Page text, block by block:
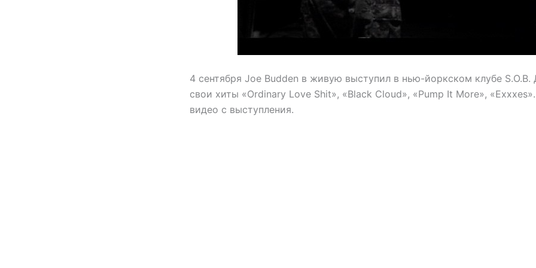
4 сентября Joe Budden в живую выступил в нью-йоркском клубе
свои хиты «Ordinary Love Shit», «Black Cloud», «Pump It More»,
видео с выступления.